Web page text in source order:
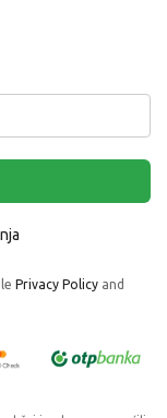
Privacy Policy and